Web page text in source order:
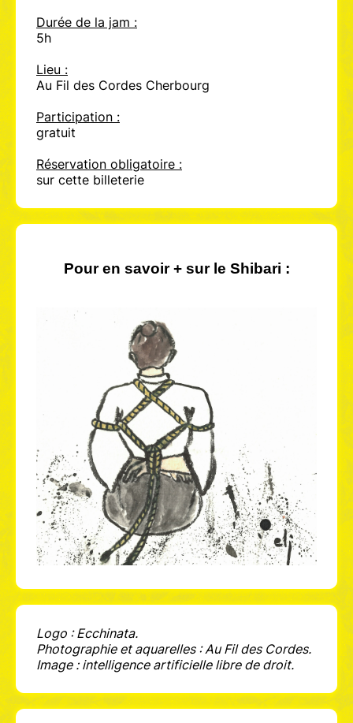
Durée de la jam :
5h
Lieu :
Au Fil des Cordes Cherbourg
Participation :
gratuit
Réservation obligatoire :
sur cette billeterie
Pour en savoir + sur le Shibari :
Logo : Ecchinata.
Photographie et aquarelles : Au Fil des Cordes.
Image : intelligence artificielle libre de droit.